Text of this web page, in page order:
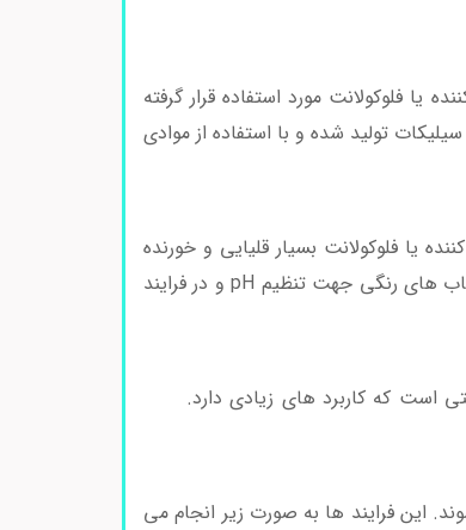
یا فلوکولانت مورد استفاده قرار گرفته
تولید شده و با استفاده از موادی
یا فلوکولانت بسیار قلیایی و خورنده
بوده و اغلب همراه با آلومینیوم سولفات مورد استفاده قرار می گیرد. در لخته سازی پساب های رنگی جهت تنظیم pH و در فرایند
است که کاربرد های زیادی دارد.
این فرایند ها به صورت زیر انجام می